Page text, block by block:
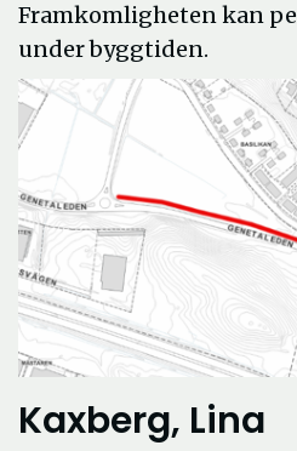
Framkomligheten kan
under byggtiden.
Kaxberg, Lina